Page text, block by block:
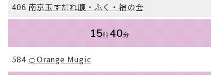
406 南京玉すだれ腹・ふく・福の会
15時40分
584 🍊Orange Mugic